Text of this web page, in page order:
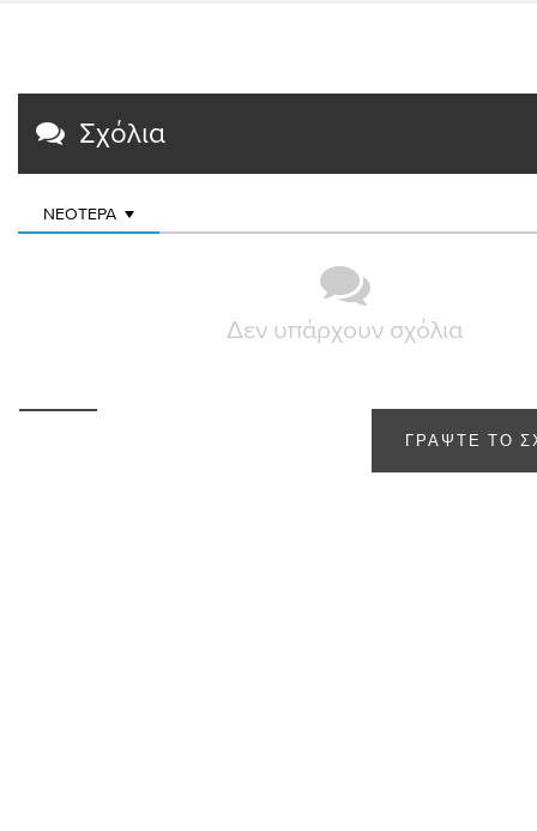
Σχόλια
ΝΕΌΤΕΡΑ
Δεν υπάρχουν σχόλια
ΓΡΆΨΤΕ ΤΟ